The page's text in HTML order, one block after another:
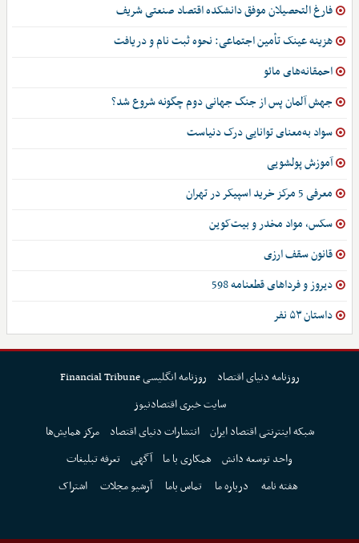
فارغ التحصیلان موفق دانشکده اقتصاد صنعتی شریف
هزینه عینک تأمین اجتماعی: نحوه ثبت نام و دریافت
احمقانه‌های مائو
جهش آلمان پس از جنگ جهانی دوم چگونه شروع شد؟
سواد به‌معنای توانایی درک دنیاست
آموزش پولشویی
معرفی 5 مرکز خرید اسپیکر در تهران
سکس، مواد مخدر و بیت‌کوین
قانون سقف ارزی
دیروز و فرداهای قطعنامه 598
داستان ۵۳ نفر
روزنامه دنیای اقتصاد
روزنامه انگلیسی Financial Tribune
سایت خبری اقتصادنیوز
شبکه اینترنتی اقتصاد ایران انتشارات دنیای اقتصاد
مرکز همایش‌ها
واحد توسعه دانش همکاری با ما آگهی تعرفه تبلیغات
هفته نامه
درباره ما تماس باما آرشیو مجلات اشتراک